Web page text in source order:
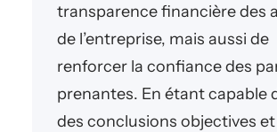
transparence financière des
de l’entreprise, mais aussi de
renforcer la confiance des
prenantes. En étant capable
des conclusions objectives